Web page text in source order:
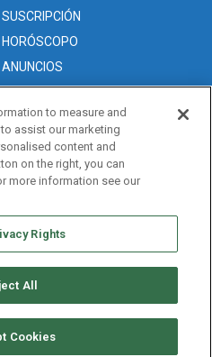
SUSCRIPCIÓN
HORÓSCOPO
ANUNCIOS
to measure and
assist our marketing
content and
on the right, you can
more information see our
Rights
All
Cookies